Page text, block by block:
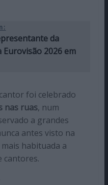
da
Eurovisão 2026 em
foi celebrado
nas ruas, num
a grandes
antes visto na
habituada a
cantores.